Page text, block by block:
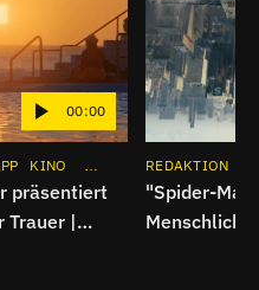
00:00
KINO INSTAGRAM
präsentiert
Trauer |
REDAKTION
"Spider-